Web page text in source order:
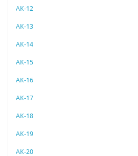
AK-12
AK-13
AK-14
AK-15
AK-16
AK-17
AK-18
AK-19
AK-20